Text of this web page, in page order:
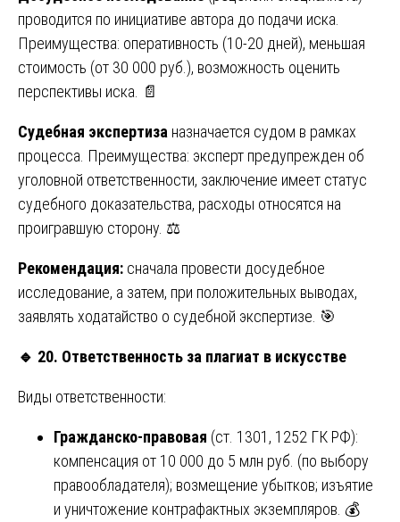
проводится по инициативе автора до подачи иска.
Преимущества: оперативность (10-20 дней), меньшая
стоимость (от 30 000 руб.), возможность оценить
перспективы иска. 📄
Судебная экспертиза назначается судом в рамках
процесса. Преимущества: эксперт предупрежден об
уголовной ответственности, заключение имеет статус
судебного доказательства, расходы относятся на
проигравшую сторону. ⚖️
Рекомендация: сначала провести досудебное
исследование, а затем, при положительных выводах,
заявлять ходатайство о судебной экспертизе. 🎯
🔹 20. Ответственность за плагиат в искусстве
Виды ответственности:
Гражданско-правовая (ст. 1301, 1252 ГК РФ):
компенсация от 10 000 до 5 млн руб. (по выбору
правообладателя); возмещение убытков; изъятие
и уничтожение контрафактных экземпляров. 💰